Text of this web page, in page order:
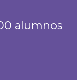
alumnos